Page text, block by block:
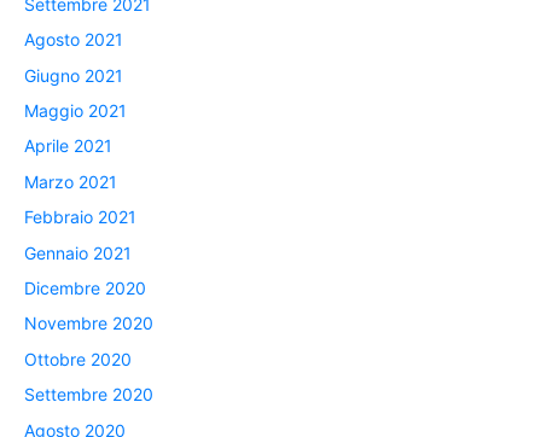
Agosto 2021
Giugno 2021
Maggio 2021
Aprile 2021
Marzo 2021
Febbraio 2021
Gennaio 2021
Dicembre 2020
Novembre 2020
Ottobre 2020
Settembre 2020
Agosto 2020